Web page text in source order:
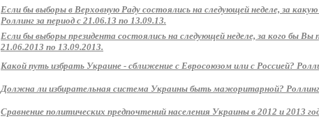
Если бы выборы в Верховную Раду состоялись на следующей неделе, за
Роллинг за период с 21.06.13 по 13.09.13.
Если бы выборы президента состоялись на следующей неделе, за кого бы Вы
21.06.2013 по 13.09.2013.
Какой путь избрать Украине - сближение с Евросоюзом или с Россией?
Должна ли избирательная система Украины быть мажоритарной? Роллинг
Сравнение политических предпочтений населения Украины в 2012 и 2013